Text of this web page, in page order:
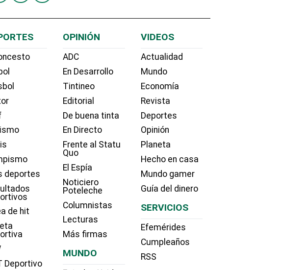
deportes
de hit
Deportivo
OPINIÓN
ADC
En Desarrollo
Tintineo
Editorial
De buena tinta
En Directo
Frente al Statu
Quo
El Espía
Noticiero
Poteleche
Columnistas
Lecturas
Más firmas
MUNDO
VIDEOS
Actualidad
Mundo
Economía
Revista
Deportes
Opinión
Planeta
Hecho en casa
Mundo gamer
Guía del dinero
SERVICIOS
Efemérides
Cumpleaños
RSS